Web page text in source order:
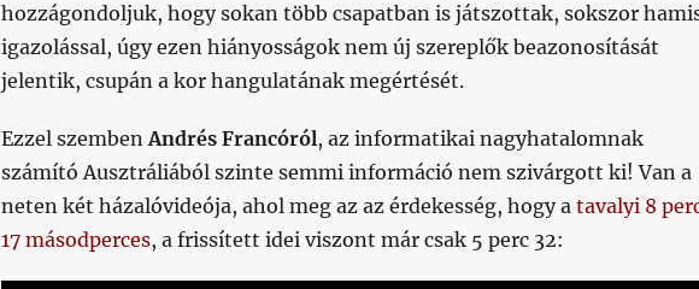
hozzágondoljuk, hogy sokan több csapatban is játszottak, sokszor
igazolással, úgy ezen hiányosságok nem új szereplők beazonosítását
jelentik, csupán a kor hangulatának megértését.
Ezzel szembenAndrés Francóról, az informatikai nagyhatalomnak
számító Ausztráliából szinte semmi információ nem szivárgott ki! Van a
neten két házalóvideója, ahol meg az az érdekesség, hogy a tavalyi 8
17 másodperces, a frissített idei viszont már csak 5 perc 32: